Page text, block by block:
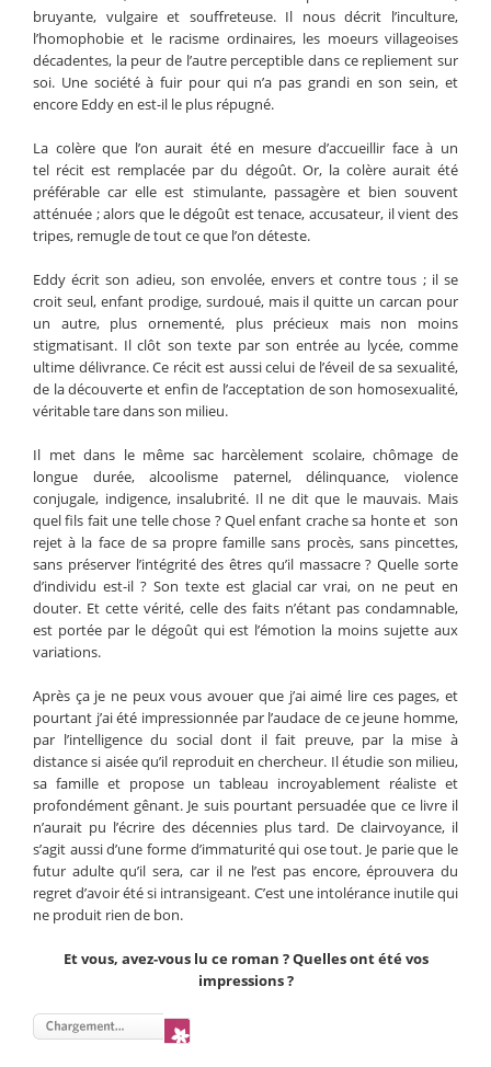
bruyante, vulgaire et souffreteuse. Il nous décrit l’inculture,
l’homophobie et le racisme ordinaires, les moeurs villageoises
décadentes, la peur de l’autre perceptible dans ce repliement sur
soi. Une société à fuir pour qui n’a pas grandi en son sein, et
encore Eddy en est-il le plus répugné.
La colère que l’on aurait été en mesure d’accueillir face à un
tel récit est remplacée par du dégoût. Or, la colère aurait été
préférable car elle est stimulante, passagère et bien souvent
atténuée ; alors que le dégoût est tenace, accusateur, il vient des
tripes, remugle de tout ce que l’on déteste.
Eddy écrit son adieu, son envolée, envers et contre tous ; il se
croit seul, enfant prodige, surdoué, mais il quitte un carcan pour
un autre, plus ornementé, plus précieux mais non moins
stigmatisant. Il clôt son texte par son entrée au lycée, comme
ultime délivrance. Ce récit est aussi celui de l’éveil de sa sexualité,
de la découverte et enfin de l’acceptation de son homosexualité,
véritable tare dans son milieu.
Il met dans le même sac harcèlement scolaire, chômage de
longue durée, alcoolisme paternel, délinquance, violence
conjugale, indigence, insalubrité. Il ne dit que le mauvais. Mais
quel fils fait une telle chose ? Quel enfant crache sa honte et son
rejet à la face de sa propre famille sans procès, sans pincettes,
sans préserver l’intégrité des êtres qu’il massacre ? Quelle sorte
d’individu est-il ? Son texte est glacial car vrai, on ne peut en
douter. Et cette vérité, celle des faits n’étant pas condamnable,
est portée par le dégoût qui est l’émotion la moins sujette aux
variations.
Après ça je ne peux vous avouer que j’ai aimé lire ces pages, et
pourtant j’ai été impressionnée par l’audace de ce jeune homme,
par l’intelligence du social dont il fait preuve, par la mise à
distance si aisée qu’il reproduit en chercheur. Il étudie son milieu,
sa famille et propose un tableau incroyablement réaliste et
profondément gênant. Je suis pourtant persuadée que ce livre il
n’aurait pu l’écrire des décennies plus tard. De clairvoyance, il
s’agit aussi d’une forme d’immaturité qui ose tout. Je parie que le
futur adulte qu’il sera, car il ne l’est pas encore, éprouvera du
regret d’avoir été si intransigeant. C’est une intolérance inutile qui
ne produit rien de bon.
Et vous, avez-vous lu ce roman ? Quelles ont été vos
impressions ?